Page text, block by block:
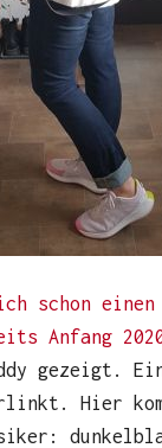
schon
Anfang
gezeigt.
Hier